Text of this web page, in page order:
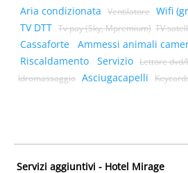
Aria condizionata
Ventilatore Wifi
TV DTT Tv pay (Sky, Mpremium) TV
Cassaforte
Ammessi animali
Riscaldamento
Servizio Lettore
Idromassaggio Asciugacapelli
Servizi aggiuntivi - Hotel Mirage